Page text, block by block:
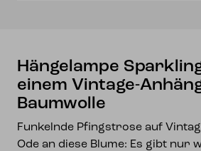
Hängelampe
einem Vintage-
Baumwolle
Funkelnde Pfingstrose auf
Ode an diese Blume: Es gibt nur